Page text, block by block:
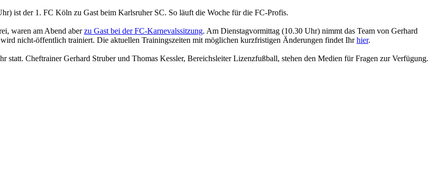
ist der 1. FC Köln zu Gast beim Karlsruher SC. So läuft die Woche für die FC-Profis.
waren am Abend aberzu Gast bei der FC-Karnevalssitzung. Am Dienstagvormittag (10.30 Uhr) nimmt das Team von Gerhard
nicht-öffentlich trainiert. Die aktuellen Trainingszeiten mit möglichen kurzfristigen Änderungen findet Ihrhier.
statt. Cheftrainer Gerhard Struber und Thomas Kessler, Bereichsleiter Lizenzfußball, stehen den Medien für Fragen zur Verfügung.